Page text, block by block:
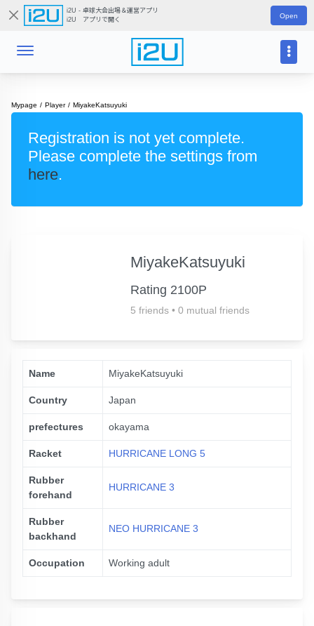
i2U - 卓球大会出場＆運営アプリ
i2U アプリで開く
Open
Mypage Player MiyakeKatsuyuki
Registration is not yet complete.
Please complete the settings from
here.
MiyakeKatsuyuki
Rating 2100P
5 friends • 0 mutual friends
Name MiyakeKatsuyuki
Country Japan
prefectures okayama
Racket HURRICANE LONG 5
Rubber
forehand
HURRICANE 3
Rubber
backhand
NEO HURRICANE 3
Occupation Working adult